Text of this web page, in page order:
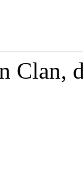
Clan,